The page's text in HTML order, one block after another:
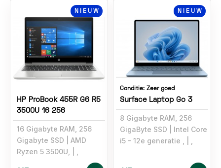
NIEUW
HP ProBook 455R G6 R5
3500U 16 256
16 Gigabyte RAM, 256
Gigabyte SSD
AMD
Ryzen 5 3500U,
Conditie:Zeer goed
NIEUW
Surface Laptop Go 3
8 Gigabyte RAM, 256
GigaByte SSD
Intel Core
i5 - 12e generatie ,